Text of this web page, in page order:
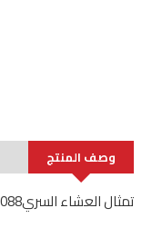
وصف المنتج
تمثال العشاء السري70088